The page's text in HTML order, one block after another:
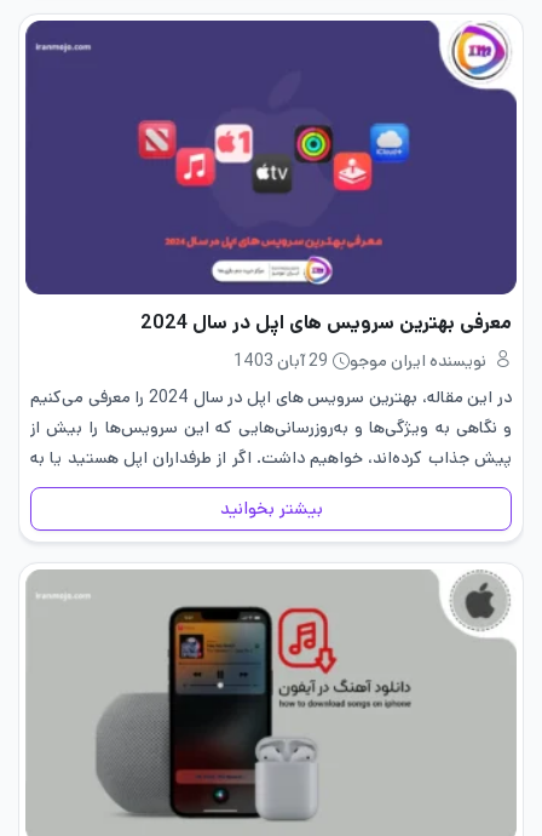
معرفی بهترین سرویس های اپل در سال 2024
نویسنده ایران موجو
29 آبان 1403
در این مقاله، بهترین سرویس های اپل در سال 2024 را معرفی می‌کنیم
و نگاهی به ویژگی‌ها و به‌روزرسانی‌هایی که این سرویس‌ها را بیش از
پیش جذاب کرده‌اند، خواهیم داشت. اگر از طرفداران اپل هستید یا به
دنبال استفاده از…
بیشتر بخوانید